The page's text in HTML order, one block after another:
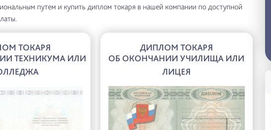
путем и купить диплом токаря в нашей компании по доступной
ТОКАРЯ
ТЕХНИКУМА ИЛИ
ДИПЛОМ ТОКАРЯ
ОБ ОКОНЧАНИИ УЧИЛИЩА ИЛИ
ЛИЦЕЯ